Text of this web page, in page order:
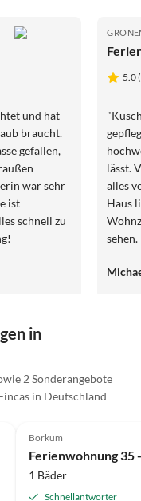
und hat
braucht.
gefallen,
war sehr
ist
schnell zu
5.0
lässt.
alles
Haus
sehen. Kleine Aufmerksamkeiten haben den
haben
in
2 Sonderangebote
in Deutschland
Borkum
1 Bäder
Schnellantworter